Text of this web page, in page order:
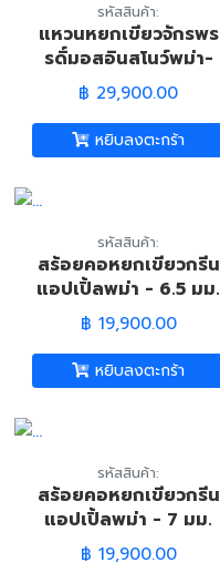
รหัสสินค้า:
แหวนหยกเขียวจักรพร
รดิ์มอสอินสโนว์พม่า-
ทรงปอกมีด #60
(Burmese Imperial
Jade Ring)
฿ 29,900.00
หยิบลงตะกร้า
รหัสสินค้า:
สร้อยคอหยกเขียวกรีน
แอปเปิ้ลพม่า - 6.5 มม.
(Burmese Jade
Necklace)
฿ 19,900.00
หยิบลงตะกร้า
รหัสสินค้า:
สร้อยคอหยกเขียวกรีน
แอปเปิ้ลพม่า - 7 มม.
(Burmese Jade
Necklace)
฿ 19,900.00